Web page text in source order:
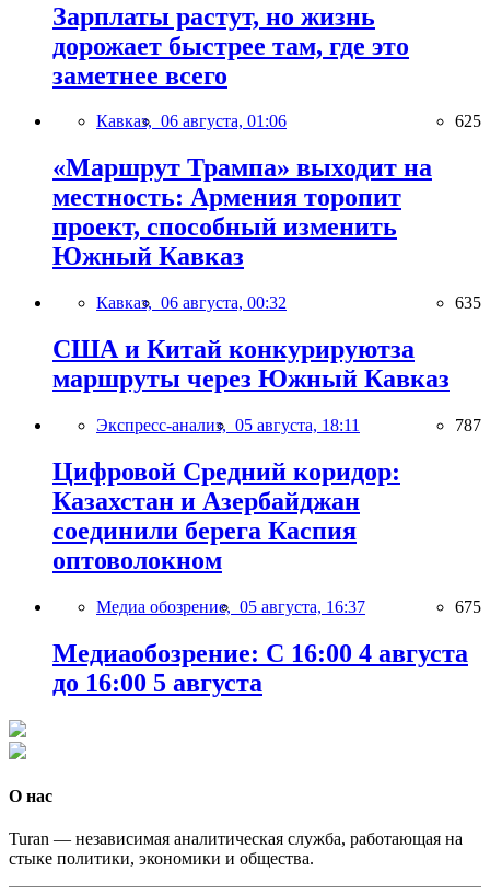
Зарплаты растут, но жизнь
дорожает быстрее там, где это
заметнее всего
Кавказ, 06 августа, 01:06 625
«Маршрут Трампа» выходит на
местность: Армения торопит
проект, способный изменить
Южный Кавказ
Кавказ, 06 августа, 00:32 635
США и Китай конкурируютза
маршруты через Южный Кавказ
Экспресс-анализ, 05 августа, 18:11 787
Цифровой Средний коридор:
Казахстан и Азербайджан
соединили берега Каспия
оптоволокном
Медиа обозрение, 05 августа, 16:37 675
Медиаобозрение: С 16:00 4 августа
до 16:00 5 августа
О нас
Turan — независимая аналитическая служба, работающая на
стыке политики, экономики и общества.